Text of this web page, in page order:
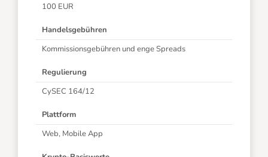
100 EUR
Handelsgebühren
Kommissionsgebühren und enge Spreads
Regulierung
CySEC 164/12
Plattform
Web, Mobile App